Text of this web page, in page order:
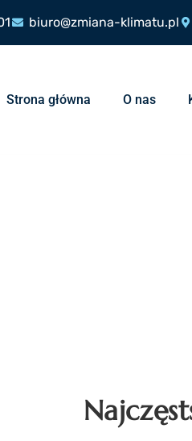
biuro@zmiana-klimatu.pl
Strona główna O nas